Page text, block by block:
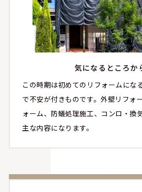
気になるところか
この時期は初めてのリフォームにな
で不安が付きものです。外壁リフォ
ォーム、防蟻処理施工、コンロ・換
主な内容になります。